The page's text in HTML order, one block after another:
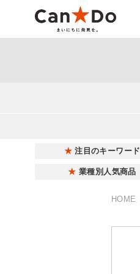
注目のキーワード
業種別人気商品
HOME